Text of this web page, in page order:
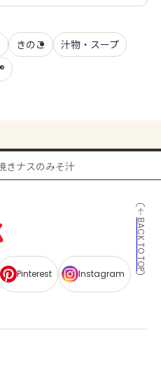
きのこ
汁物・スープ
きナスのみそ汁
BACK TO TOP
Pinterest Instagram